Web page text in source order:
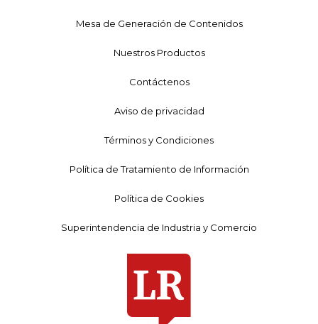
Mesa de Generación de Contenidos
Nuestros Productos
Contáctenos
Aviso de privacidad
Términos y Condiciones
Política de Tratamiento de Información
Política de Cookies
Superintendencia de Industria y Comercio